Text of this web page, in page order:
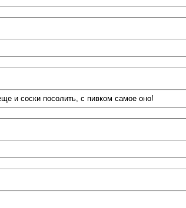
и соски посолить, с пивком самое оно!